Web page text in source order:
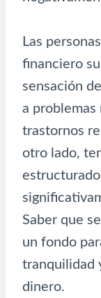
Las
financiero
sensación
a problemas
trastornos
otro lado,
Saber que
un fondo
tranquilidad
dinero.